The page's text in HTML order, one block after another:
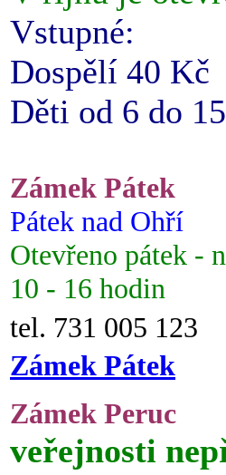
Vstupné:
Dospělí 40 Kč
Děti od 6 do
Zámek Pátek
Pátek nad Ohří
Otevřeno pátek -
10 - 16 hodin
tel. 731 005 123
Zámek Pátek
Zámek Peruc
veřejnosti